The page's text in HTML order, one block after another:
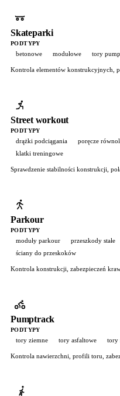
Skateparki
PODTYPY
betonowe modułowe tory
Kontrola elementów konstrukcyjnych,
Street workout
PODTYPY
drążki podciągania poręcze
klatki treningowe
Sprawdzenie stabilności konstrukcji,
Parkour
PODTYPY
moduły parkour przeszkody stałe
ściany do przeskoków
Kontrola konstrukcji, zabezpieczeń
Pumptrack
PODTYPY
tory ziemne tory asfaltowe tory
Kontrola nawierzchni, profili toru,